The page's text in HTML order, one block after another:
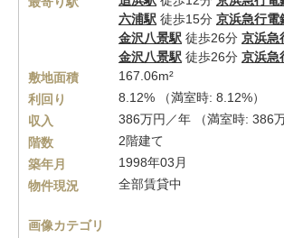
六浦駅 徒歩15分 京浜急行電
金沢八景駅 徒歩26分 京浜急
金沢八景駅 徒歩26分 京浜急
敷地面積
167.06m²
利回り
8.12% （満室時: 8.12%）
収入
386万円／年 （満室時: 386
階数
2階建て
築年月
1998年03月
物件現況
全部賃貸中
画像カテゴリ